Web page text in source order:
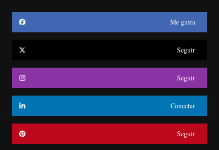
Me gusta
Seguir
Seguir
Conectar
Seguir